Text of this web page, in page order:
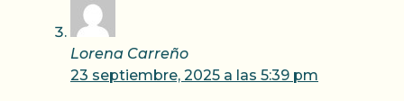
Lorena Carreño
23 septiembre, 2025 a las 5:39 pm